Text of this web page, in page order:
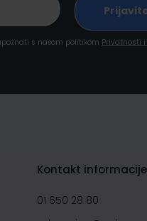
s našom politikom Privatnosti
Kontakt informacije
01 650 28 80